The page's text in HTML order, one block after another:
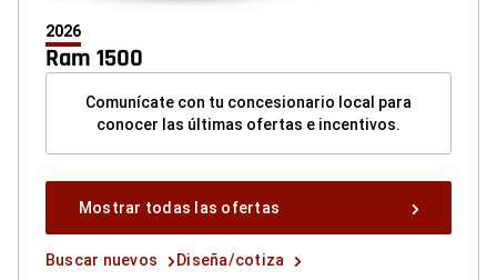
2026
Ram 1500
Comunícate con tu concesionario local para
conocer las últimas ofertas e incentivos.
Mostrar
ofertas
Mostrar todas las ofertas
Buscar
Buscar nuevos
Diseña/cotiza
Diseña/cotiza